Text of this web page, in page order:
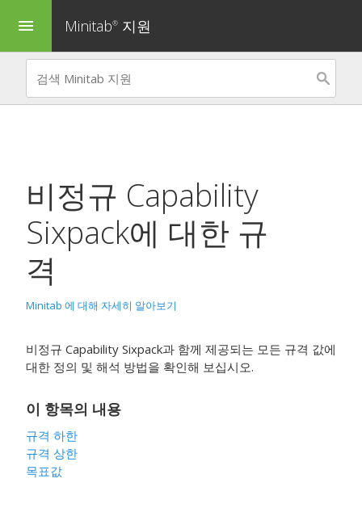
menu Minitab® 지원
비정규 Capability
Sixpack에 대한 규
격
Minitab 에 대해 자세히 알아보기
비정규 Capability Sixpack과 함께 제공되는 모든 규격 값에
대한 정의 및 해석 방법을 확인해 보십시오.
이 항목의 내용
규격 하한
규격 상한
목표값